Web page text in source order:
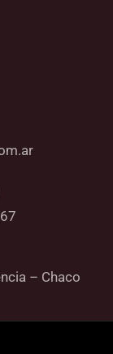
– Chaco